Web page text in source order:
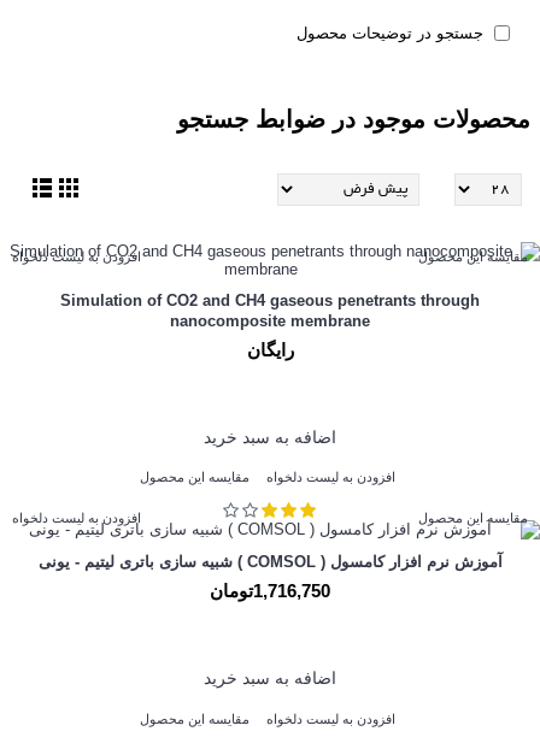
جستجو در توضیحات محصول
محصولات موجود در ضوابط جستجو
افزودن به لیست دلخواه مقایسه این محصول
Simulation of CO2 and CH4 gaseous penetrants through
nanocomposite membrane
رایگان
اضافه به سبد خرید
افزودن به لیست دلخواه مقایسه این محصول
افزودن به لیست دلخواه مقایسه این محصول
آموزش نرم افزار کامسول ( COMSOL ) شبیه سازی باتری لیتیم - یونی
1,716,750تومان
اضافه به سبد خرید
افزودن به لیست دلخواه مقایسه این محصول